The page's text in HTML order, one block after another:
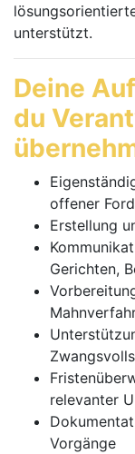
unterstützt.
Deine
du
offener
Erstellung
Gerichten,
relevanter
Vorgänge